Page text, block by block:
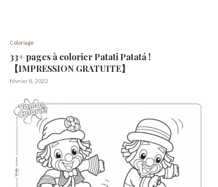
Coloriage
33+ pages à colorier Patati Patatá !
【IMPRESSION GRATUITE】
février 8, 2022